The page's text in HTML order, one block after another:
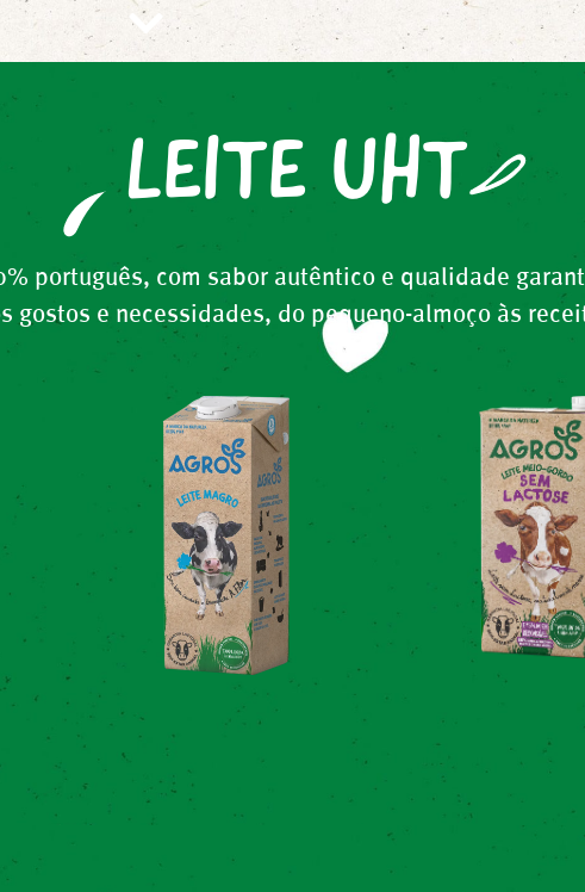
LEITE UHT
português, com sabor autêntico e qualidade
gostos e necessidades, do pequeno-almoço às